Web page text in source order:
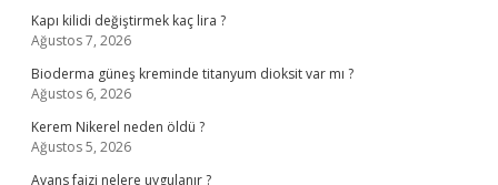
Kapı kilidi değiştirmek kaç lira ?
Ağustos 7, 2026
Bioderma güneş kreminde titanyum dioksit var mı ?
Ağustos 6, 2026
Kerem Nikerel neden öldü ?
Ağustos 5, 2026
Avans faizi nelere uygulanır ?